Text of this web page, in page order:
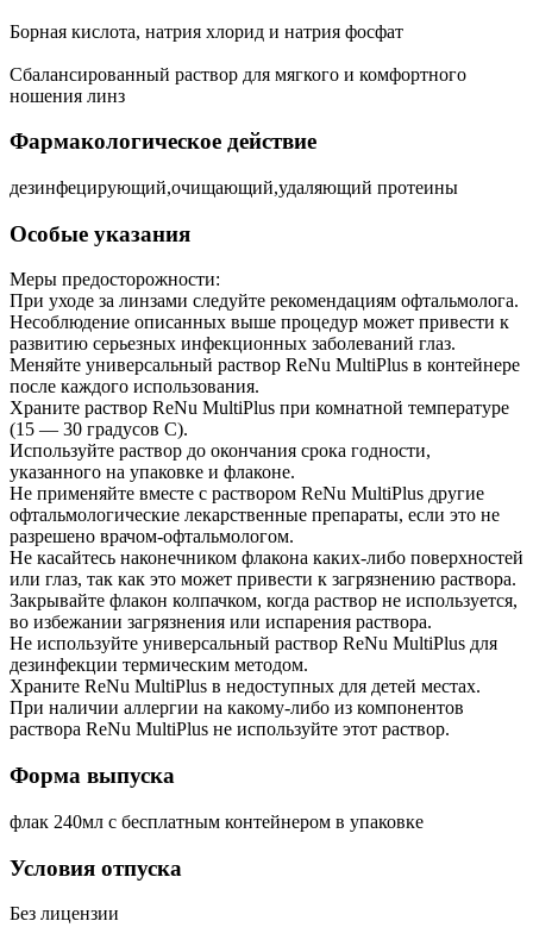
Борная кислота, натрия хлорид и натрия фосфат
Сбалансированный раствор для мягкого и комфортного
ношения линз
Фармакологическое действие
дезинфецирующий,очищающий,удаляющий протеины
Особые указания
Меры предосторожности:
При уходе за линзами следуйте рекомендациям офтальмолога.
Несоблюдение описанных выше процедур может привести к
развитию серьезных инфекционных заболеваний глаз.
Меняйте универсальный раствор ReNu MultiPlus в контейнере
после каждого использования.
Храните раствор ReNu MultiPlus при комнатной температуре
(15 — 30 градусов С).
Используйте раствор до окончания срока годности,
указанного на упаковке и флаконе.
Не применяйте вместе с раствором ReNu MultiPlus другие
офтальмологические лекарственные препараты, если это не
разрешено врачом-офтальмологом.
Не касайтесь наконечником флакона каких-либо поверхностей
или глаз, так как это может привести к загрязнению раствора.
Закрывайте флакон колпачком, когда раствор не используется,
во избежании загрязнения или испарения раствора.
Не используйте универсальный раствор ReNu MultiPlus для
дезинфекции термическим методом.
Храните ReNu MultiPlus в недоступных для детей местах.
При наличии аллергии на какому-либо из компонентов
раствора ReNu MultiPlus не используйте этот раствор.
Форма выпуска
флак 240мл с бесплатным контейнером в упаковке
Условия отпуска
Без лицензии